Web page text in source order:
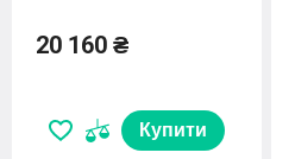
20 160 ₴
Купити